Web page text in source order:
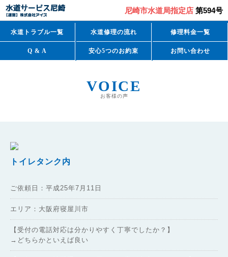
尼崎市水道局指定店 第594号
水道トラブル一覧 水道修理の流れ 修理料金一覧
Q & A 安心5つのお約束 お問い合わせ
VOICE
お客様の声
トイレタンク内
ご依頼日：平成25年7月11日
エリア：大阪府寝屋川市
【受付の電話対応は分かりやすく丁寧でしたか？】
→どちらかといえば良い